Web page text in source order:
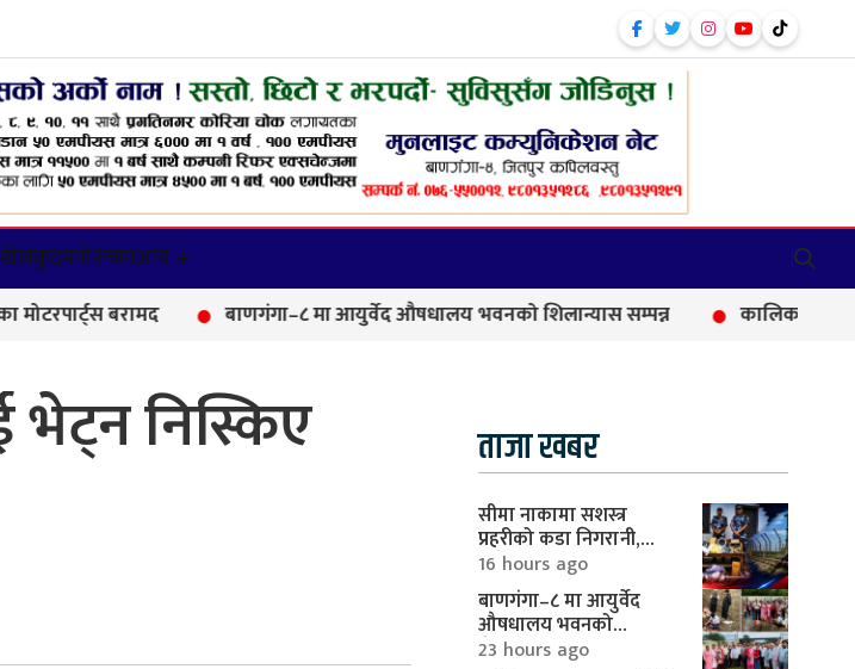
खेलकुदमनोरन्जनअन्य +
बरामद बाणगंगा–८ मा आयुर्वेद औषधालय भवनको शिलान्यास सम्पन्न कालिकामा आफन्त
निस्किए ताजा खबर
सीमा नाकामा सशस्त्र
प्रहरीको कडा निगरानी,
करिब १० लाखका
मोटरपार्ट्स बरामद
16 hours ago
बाणगंगा–८ मा आयुर्वेद
औषधालय भवनको
शिलान्यास सम्पन्न
23 hours ago